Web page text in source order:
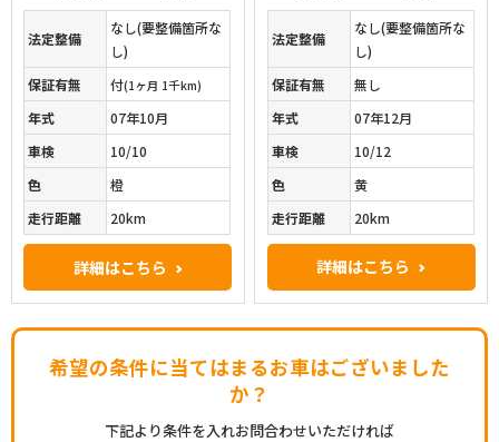
法定整備
なし(要整備箇所な
し)
保証有無
付(1ヶ月 1千km)
年式
07年10月
車検
10/10
色
橙
走行距離
20km
詳細はこちら
法定整備
なし(要整備箇所な
し)
保証有無
無し
年式
07年12月
車検
10/12
色
黄
走行距離
20km
詳細はこちら
希望の条件に当てはまるお車はございました
か？
下記より条件を入れお問合わせいただければ